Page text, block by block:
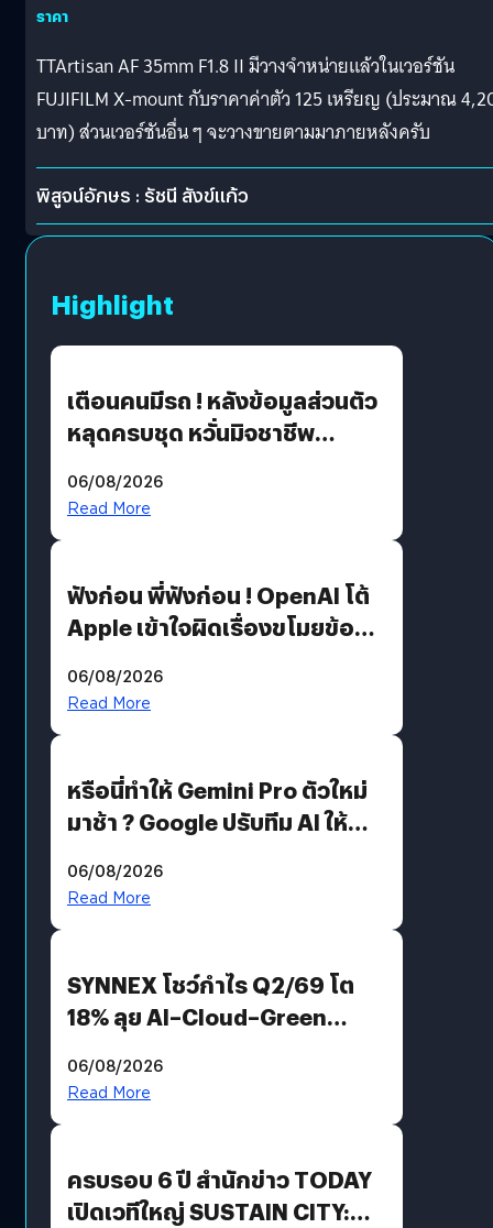
ราคา
TTArtisan AF 35mm F1.8 II มีวางจำหน่ายแล้วในเวอร์ชัน
FUJIFILM X-mount กับราคาค่าตัว 125 เหรียญ (ประมาณ
บาท) ส่วนเวอร์ชันอื่น ๆ จะวางขายตามมาภายหลังครับ
พิสูจน์อักษร : รัชนี สังข์แก้ว
Highlight
เตือนคนมีรถ ! หลังข้อมูลส่วนตัว
หลุดครบชุด หวั่นมิจชาชีพ
รหัสผ่านหลุด ไม่ใช่แฮ็กเกอร์
06/08/2026
Read More
ฟังก่อน พี่ฟังก่อน ! OpenAI โต้
Apple เข้าใจผิดเรื่องขโมยข้อมูล
06/08/2026
Read More
หรือนี่ทำให้ Gemini Pro ตัวใหม่
มาช้า ? Google ปรับทีม AI ให้
AGI
06/08/2026
Read More
SYNNEX โชว์กำไร Q2/69 โต
18% ลุย AI–Cloud–Green
Revenue เร่งเครื่อง New
06/08/2026
Read More
ครบรอบ 6 ปี สำนักข่าว TODAY
เปิดเวทีใหญ่ SUSTAIN CITY: